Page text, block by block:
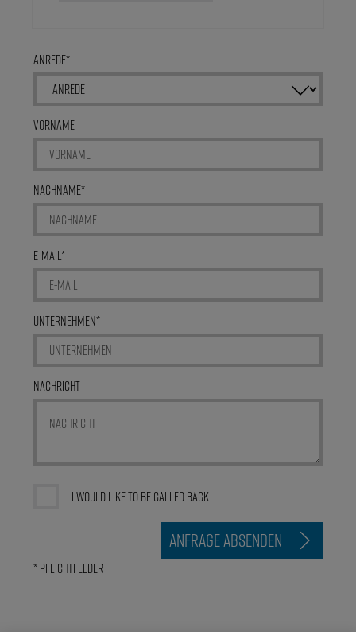
Anrede
Vorname
Nachname
E-Mail
Unternehmen
Nachricht
I would like to be called back
* Pflichtfelder
ANFRAGE ABSENDEN